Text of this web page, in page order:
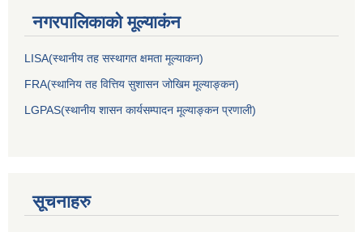
नगरपालिकाकाे मूल्याकंन
LISA(स्थानीय तह सस्थागत क्षमता मूल्याक‌न)
FRA(स्थानिय तह वित्तिय सुशासन जोखिम मूल्याङ्कन)
LGPAS(स्थानीय शासन कार्यसम्पादन मूल्याङ्कन प्रणाली)
सूचनाहरु